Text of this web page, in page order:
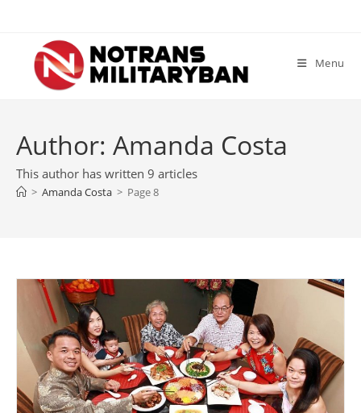
content
Menu
Author: Amanda Costa
This author has written 9 articles
> Amanda Costa > Page 8